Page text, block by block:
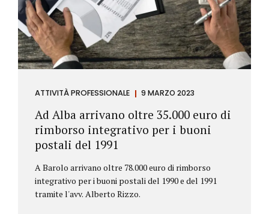
ATTIVITÀ PROFESSIONALE 9 MARZO 2023
Ad Alba arrivano oltre 35.000 euro di
rimborso integrativo per i buoni
postali del 1991
A Barolo arrivano oltre 78.000 euro di rimborso
integrativo per i buoni postali del 1990 e del 1991
tramite l'avv. Alberto Rizzo.